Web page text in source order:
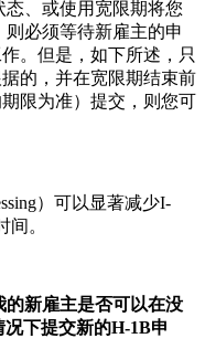
、或使用宽限期将您
必须等待新雇主的申
。但是，如下所述，只
的，并在宽限期结束前
限为准）提交，则您可
）可以显著减少I-
。
的新雇主是否可以在没
下提交新的H-1B申